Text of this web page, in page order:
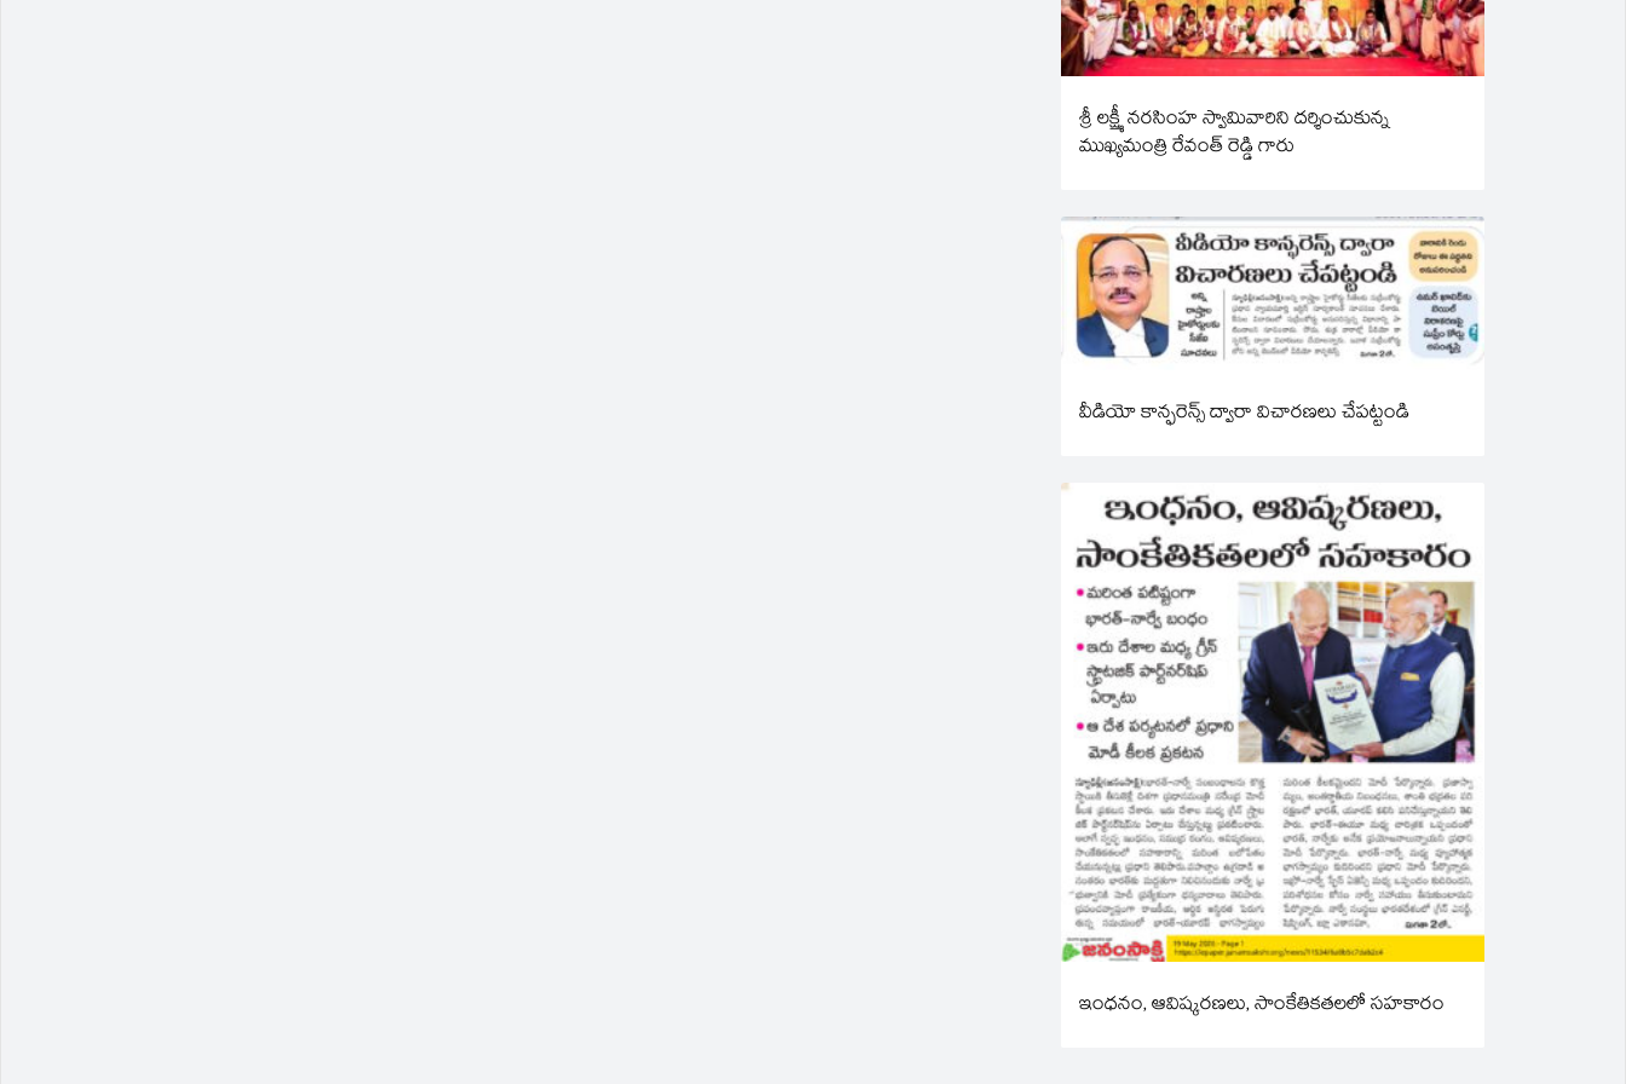
శ్రీ లక్ష్మీ నరసింహ స్వామివారిని దర్శించుకున్న
ముఖ్యమంత్రి రేవంత్ రెడ్డి గారు
వీడియో కాన్ఫరెన్స్ ద్వారా విచారణలు చేపట్టండి
ఇంధనం, ఆవిష్కరణలు, సాంకేతికతలలో సహకారం